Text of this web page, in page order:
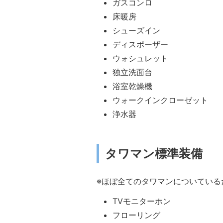
ガスコンロ
床暖房
シューズイン
ディスポーザー
ウォシュレット
独立洗面台
浴室乾燥機
ウォークインクローゼット
浄水器
タワマン標準装備
※ほぼ全てのタワマンについている
TVモニターホン
フローリング